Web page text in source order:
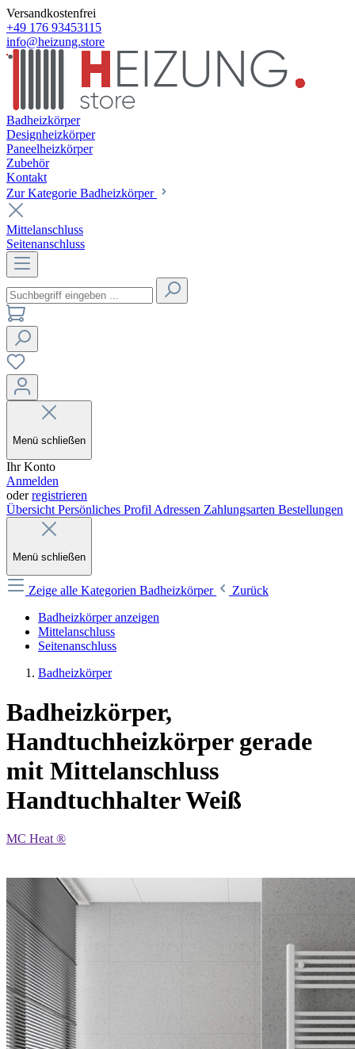
Versandkostenfrei
+49 176 93453115
info@heizung.store
Badheizkörper
Designheizkörper
Paneelheizkörper
Zubehör
Kontakt
Zur Kategorie Badheizkörper
Mittelanschluss
Seitenanschluss
Menü schließen
Ihr Konto
Anmelden
oderregistrieren
Übersicht Persönliches Profil Adressen Zahlungsarten Bestellungen
Menü schließen
Zeige alle Kategorien Badheizkörper
Zurück
Badheizkörper anzeigen
Mittelanschluss
Seitenanschluss
Badheizkörper
Badheizkörper,
Handtuchheizkörper gerade
mit Mittelanschluss
Handtuchhalter Weiß
MC Heat ®